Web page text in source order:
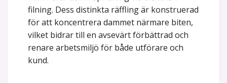
filning. Dess distinkta räffling är konstruerad
för att koncentrera dammet närmare biten,
vilket bidrar till en avsevärt förbättrad och
renare arbetsmiljö för både utförare och
kund.